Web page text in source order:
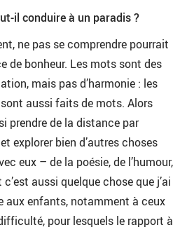
il conduire à un paradis ?
ne pas se comprendre pourrait
de bonheur. Les mots sont des
mais pas d’harmonie : les
aussi faits de mots. Alors
prendre de la distance par
explorer bien d’autres choses
eux – de la poésie, de l’humour,
aussi quelque chose que j’ai
aux enfants, notamment à ceux
pour lesquels le rapport à